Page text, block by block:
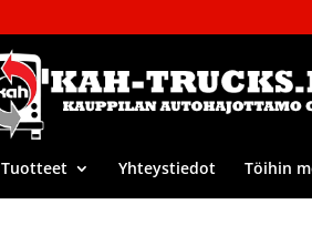
Tuotteet Yhteystiedot Töihin